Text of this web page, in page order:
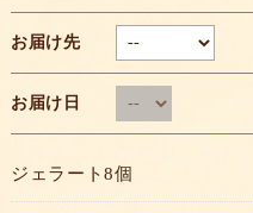
お届け先
お届け日
ジェラート8個